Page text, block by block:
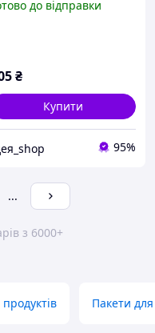
Житовий вакууматор
до відправки
₴
Купити
95%
...
з 6000+
Пакети